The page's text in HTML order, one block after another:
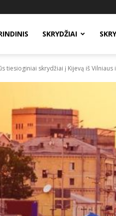
SKRYDŽIAI
tiesioginiai skrydžiai į Kijevą iš Vilniaus